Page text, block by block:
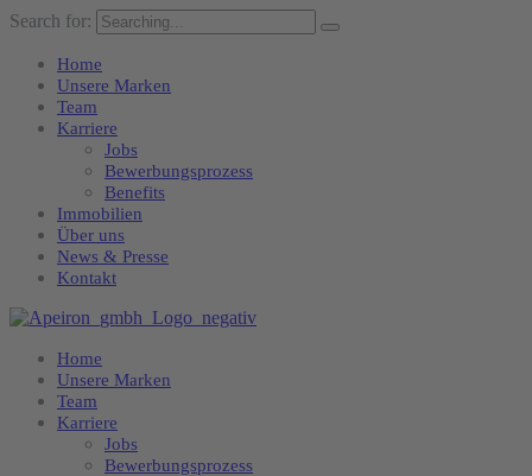
Search for:
Home
Unsere Marken
Team
Karriere
Jobs
Bewerbungsprozess
Benefits
Immobilien
Über uns
News & Presse
Kontakt
Home
Unsere Marken
Team
Karriere
Jobs
Bewerbungsprozess